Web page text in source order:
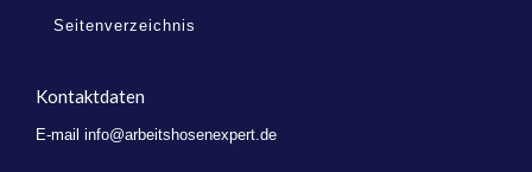
Seitenverzeichnis
Kontaktdaten
E-mail info@arbeitshosenexpert.de